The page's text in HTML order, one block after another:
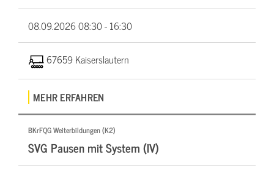
08.09.202608:30 - 16:30
67659 Kaiserslautern
MEHR ERFAHREN
BKrFQG Weiterbildungen (K2)
SVG Pausen mit System (IV)